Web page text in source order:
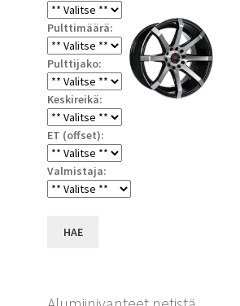
Pulttimäärä:
Pulttijako:
Keskireikä:
ET (offset):
Valmistaja:
HAE